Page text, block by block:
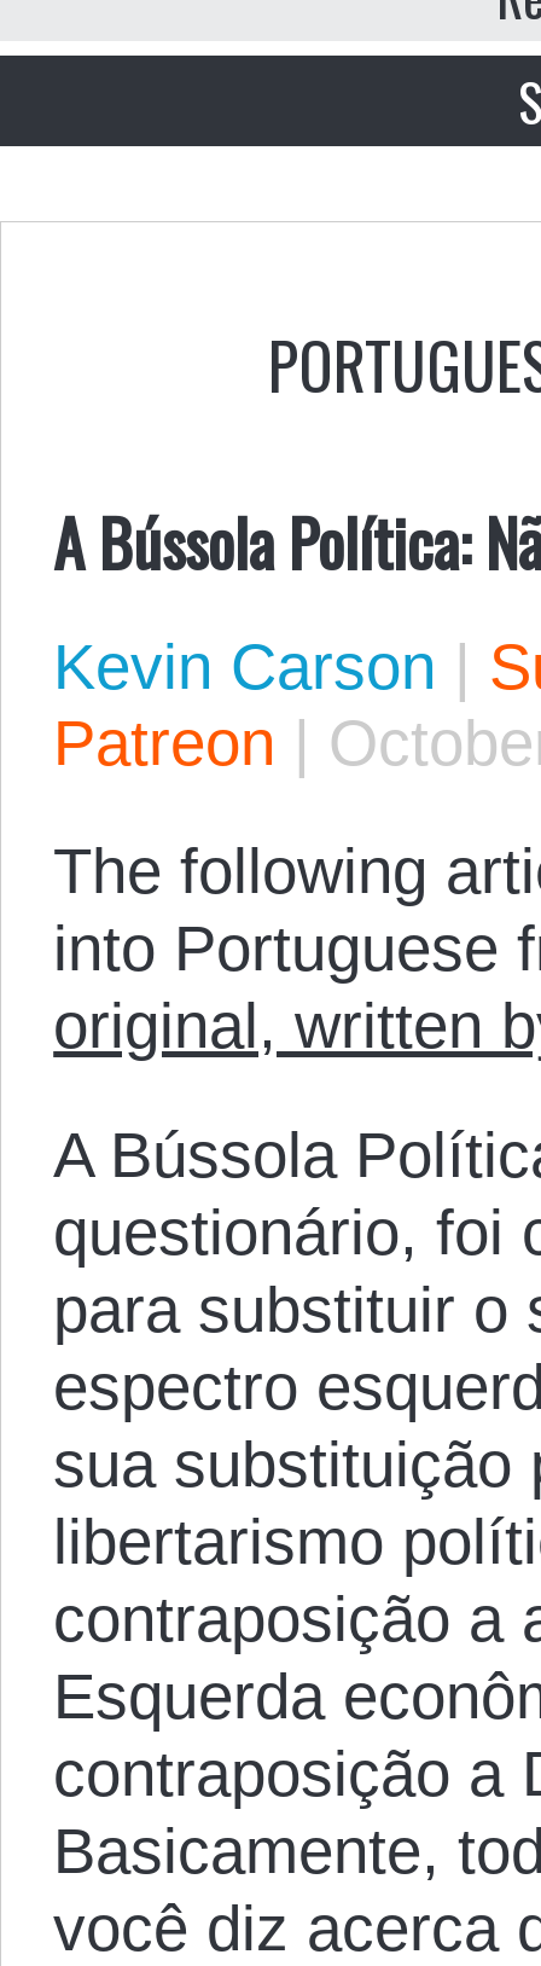
A Bússola Política:
Kevin Carson |
Patreon |
The following
into Portuguese
original, written
A Bússola
questionário, foi
para substituir o
espectro
sua substituição
libertarismo
contraposição a
Esquerda
contraposição a
Basicamente,
você diz acerca